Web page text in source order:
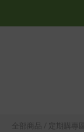
全部商品 / 定期購專區